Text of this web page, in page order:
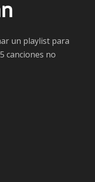
un playlist para
canciones no